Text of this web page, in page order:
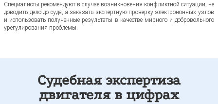
Специалисты рекомендуют в случае возникновения конфликтной ситуации, не
доводить дело до суда, а заказать экспертную проверку электрононных узлов
и использовать полученные результаты в качестве мирного и добровольного
урегулирования проблемы.
Судебная экспертиза
двигателя в цифрах